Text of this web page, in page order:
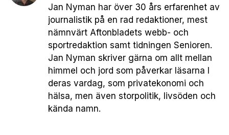
Jan Nyman har över 30 års erfarenhet av
journalistik på en rad redaktioner, mest
nämnvärt Aftonbladets webb- och
sportredaktion samt tidningen Senioren.
Jan Nyman skriver gärna om allt mellan
himmel och jord som påverkar läsarna I
deras vardag, som privatekonomi och
hälsa, men även storpolitik, livsöden och
kända namn.